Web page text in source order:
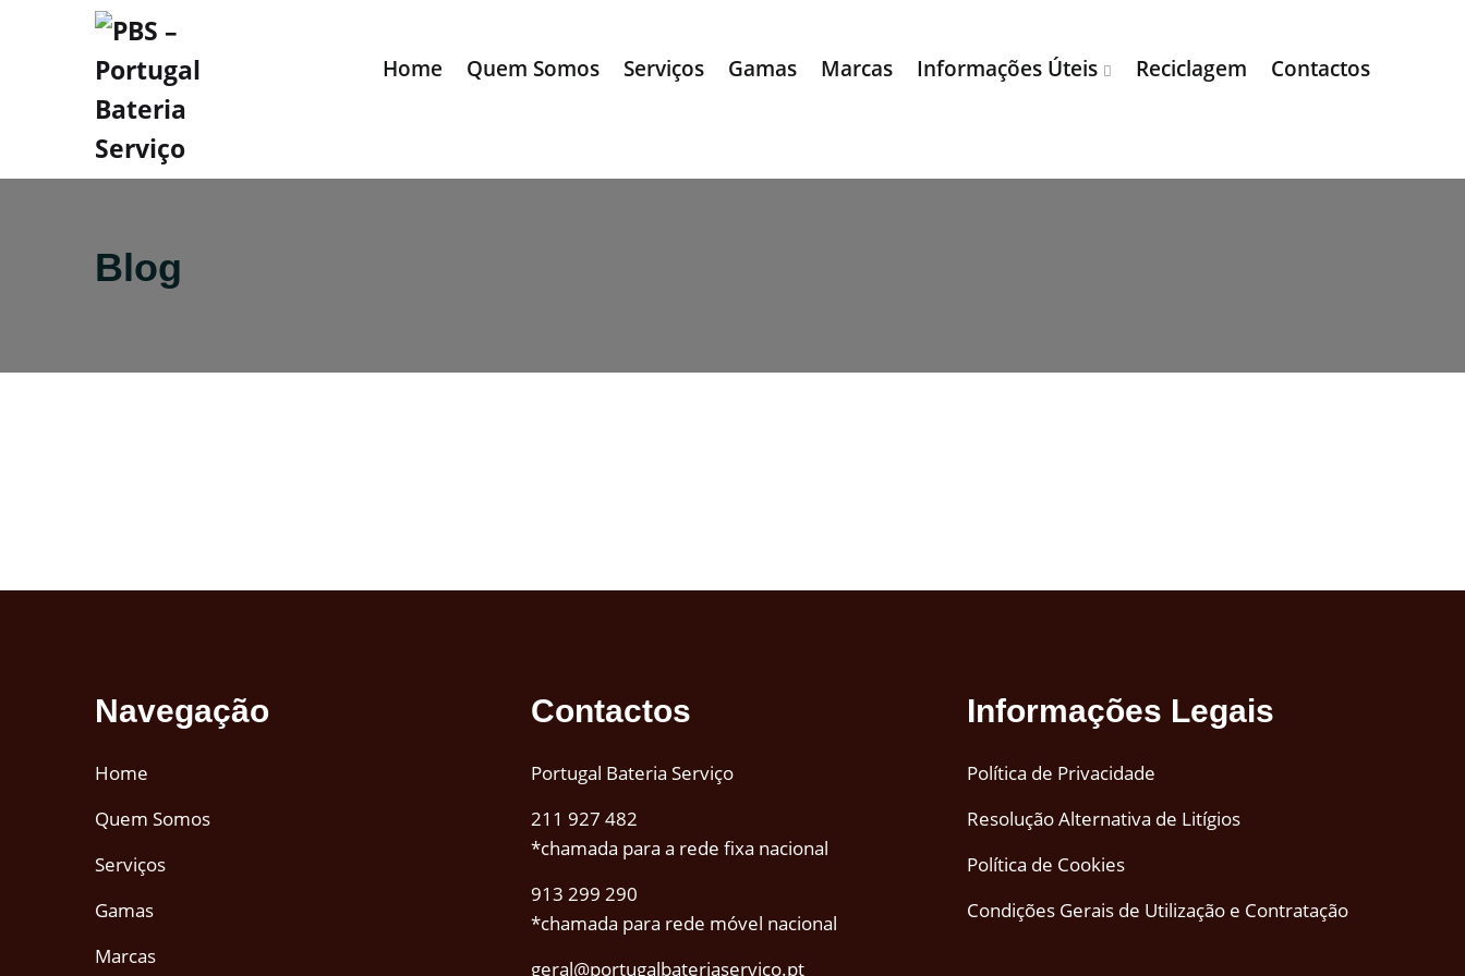
Home Quem Somos Serviços Gamas Marcas Informações Úteis Reciclagem Contactos
Blog
Navegação
Home
Quem Somos
Serviços
Gamas
Marcas
Contactos
Portugal Bateria Serviço
211 927 482
*chamada para a rede fixa nacional
913 299 290
*chamada para rede móvel nacional
geral@portugalbateriaservico.pt
Informações Legais
Política de Privacidade
Resolução Alternativa de Litígios
Política de Cookies
Condições Gerais de Utilização e Contratação